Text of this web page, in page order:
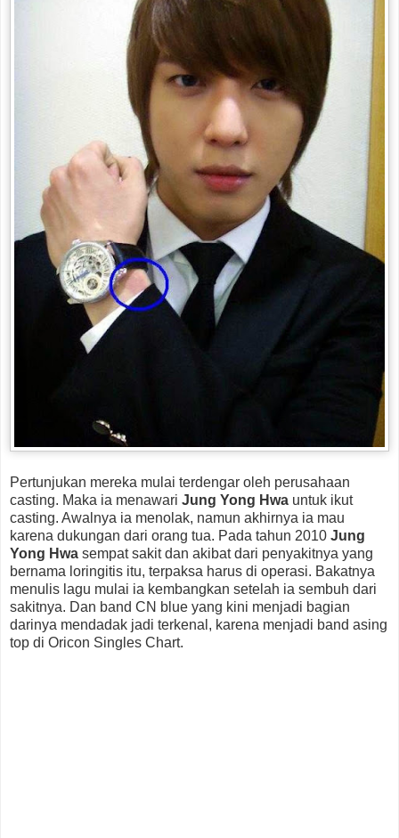
Pertunjukan mereka mulai terdengar oleh perusahaan
casting. Maka ia menawari Jung Yong Hwa untuk ikut
casting. Awalnya ia menolak, namun akhirnya ia mau
karena dukungan dari orang tua. Pada tahun 2010 Jung
Yong Hwa sempat sakit dan akibat dari penyakitnya yang
bernama loringitis itu, terpaksa harus di operasi. Bakatnya
menulis lagu mulai ia kembangkan setelah ia sembuh dari
sakitnya. Dan band CN blue yang kini menjadi bagian
darinya mendadak jadi terkenal, karena menjadi band asing
top di Oricon Singles Chart.